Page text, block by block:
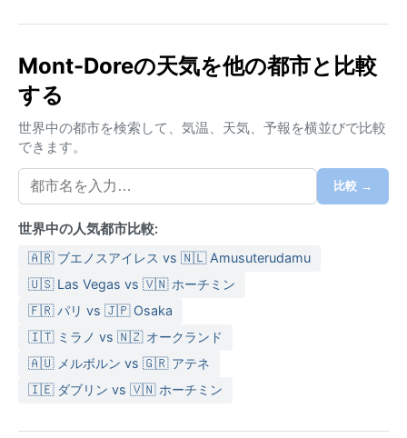
気候はケッペンの区分でAm（熱帯モンスーン）に属す
る。年間を通じて高温多湿で、雨季は11月から4月。こ
ことも珍しくない。一方、乾季は5月から10月で、日中
の気温は25℃前後と過ごしやすく、夜は少し涼しくな
る。夏のピーク時は30℃を超え、体感温度はさらに高
い。持ち物は通気性の良いコットンやリネン、紫外線
対策の帽子とサングラスが欠かせない。雨季には突然
りにあるので、速乾性のある服が重宝する。
ベストシーズンは乾季にあたる5月から10月。晴天が続
き、サイクロンのリスクも低い。サイクロンシーズン
は雨季と重なり、12月から3月にかけて時折熱帯低気圧
が接近する。高潮や強風への注意が必要だが、大型の
ものはそう多くない。また、冬場（7～8月）は朝晩に
だし、真冬でも水温は22℃前後と快適。モン・ドール
Mont-Doreの天気を他の都市と比較
する
世界中の都市を検索して、気温、天気、予報を横並びで比較
できます。
比較 →
世界中の人気都市比較:
🇦🇷 ブエノスアイレス vs 🇳🇱 Amusuterudamu
🇺🇸 Las Vegas vs 🇻🇳 ホーチミン
🇫🇷 パリ vs 🇯🇵 Osaka
🇮🇹 ミラノ vs 🇳🇿 オークランド
🇦🇺 メルボルン vs 🇬🇷 アテネ
🇮🇪 ダブリン vs 🇻🇳 ホーチミン